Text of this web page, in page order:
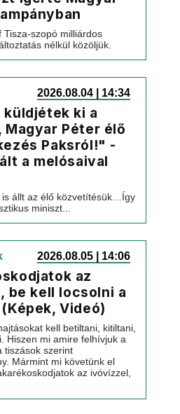
Tisza-szopó milliárdos
nélkül közöljük.
2026.08.04 | 14:34
küldjétek ki a
Magyar Péter élő
Paksról!" -
a melósaival
is állt az élő közvetítésük…Így
miniszt...
2026.08.05 | 14:06
az
be kell locsolni a
Videó)
kell betiltani, kitiltani,
Hiszen mi amire felhívjuk a
tiszások szerint
Mármint mi követünk el
az ivóvízzel,